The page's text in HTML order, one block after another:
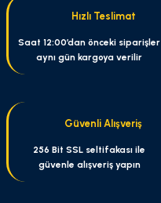
Hızlı Teslimat
Saat 12:00’dan önceki siparişler
aynı gün kargoya verilir
Güvenli Alışveriş
256 Bit SSL seltifakası ile
güvenle alışveriş yapın